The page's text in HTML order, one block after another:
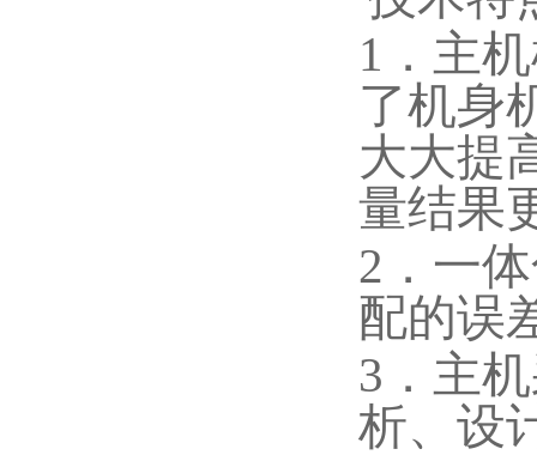
1．主
了机身
大大提
量结果
2．一
配的误
3．主
析、设